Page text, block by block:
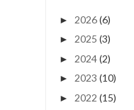
► 2026(6)
► 2025 (3)
► 2024(2)
► 2023 (10)
► 2022 (15)